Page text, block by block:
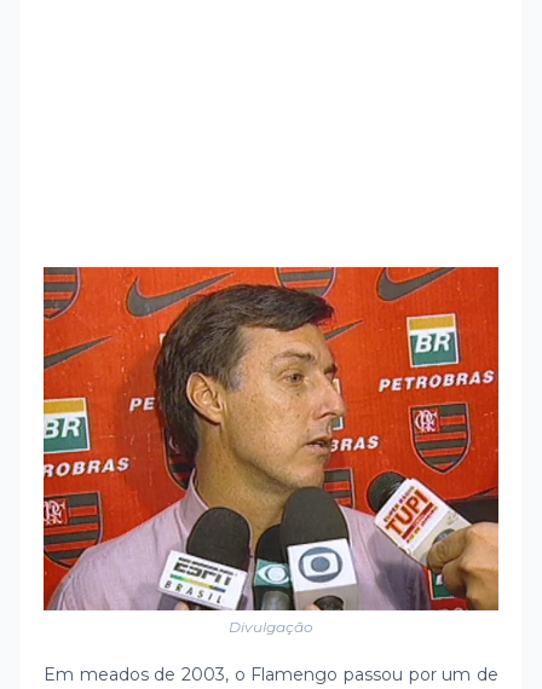
Divulgação
Em meados de 2003, o Flamengo passou por um de